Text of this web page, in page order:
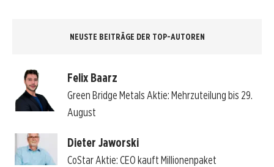
NEUSTE BEITRÄGE DER TOP-AUTOREN
Felix Baarz
Green Bridge Metals Aktie: Mehrzuteilung bis 29.
August
Dieter Jaworski
CoStar Aktie: CEO kauft Millionenpaket